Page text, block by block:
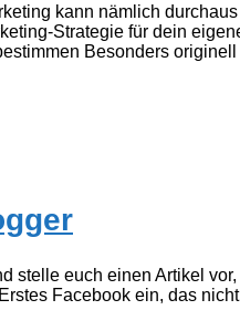
kann nämlich
Strategie für dein
Besonders
stelle euch einen Artikel
Facebook ein, das